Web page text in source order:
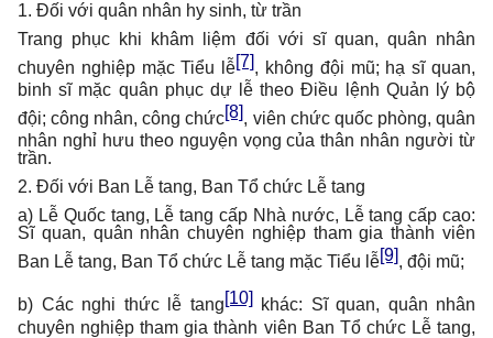
1. Đối với quân nhân hy sinh, từ trần
Trang phục khi khâm liệm đối với sĩ quan, quân nhân
chuyên nghiệp mặc Tiểu lễ[7], không đội mũ; hạ sĩ quan,
binh sĩ mặc quân phục dự lễ theo Điều lệnh Quản lý bộ
đội; công nhân, công chức[8], viên chức quốc phòng, quân
nhân nghỉ hưu theo nguyện vọng của thân nhân người từ
trần.
2. Đối với Ban Lễ tang, Ban Tổ chức Lễ tang
a) Lễ Quốc tang, Lễ tang cấp Nhà nước, Lễ tang cấp cao:
Sĩ quan, quân nhân chuyên nghiệp tham gia thành viên
Ban Lễ tang, Ban Tổ chức Lễ tang mặc Tiểu lễ[9], đội mũ;
b) Các nghi thức lễ tang [10] khác: Sĩ quan, quân nhân
chuyên nghiệp tham gia thành viên Ban Tổ chức Lễ tang,